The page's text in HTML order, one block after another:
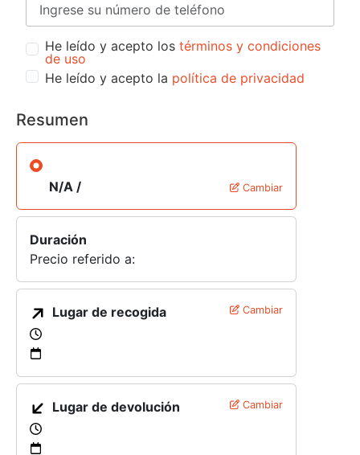
He leído y acepto los términos y condiciones
de uso
He leído y acepto la política de privacidad
Resumen
N/A / Cambiar
Duración
Precio referido a:
Lugar de recogida Cambiar
Lugar de devolución Cambiar